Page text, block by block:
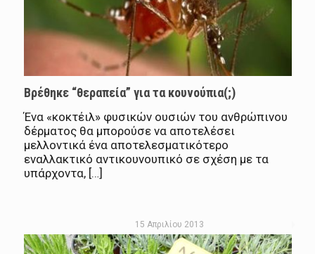
Βρέθηκε “θεραπεία” για τα κουνούπια(;)
Ένα «κοκτέιλ» φυσικών ουσιών του ανθρώπινου
δέρματος θα μπορούσε να αποτελέσει
μελλοντικά ένα αποτελεσματικότερο
εναλλακτικό αντικουνουπικό σε σχέση με τα
υπάρχοντα, […]
15 Απριλίου 2013